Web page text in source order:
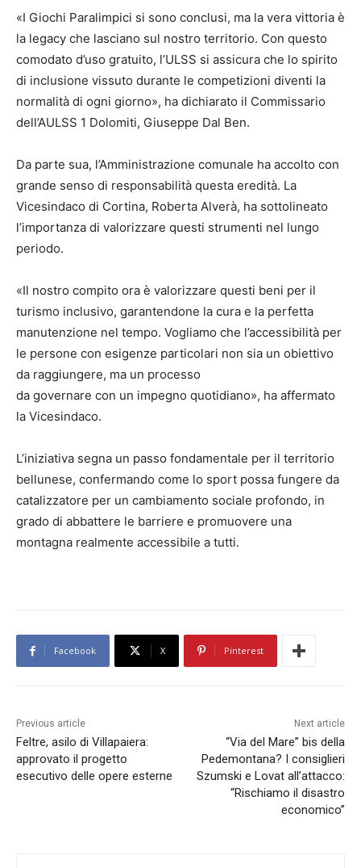
«I Giochi Paralimpici si sono conclusi, ma la vera vittoria è
la legacy che lasciano sul nostro territorio. Con questo
comodato d’uso gratuito, l’ULSS si assicura che lo spirito
di inclusione vissuto durante le competizioni diventi la
normalità di ogni giorno», ha dichiarato il Commissario
dell’AULSS 1 Dolomiti, Giuseppe Dal Ben.
Da parte sua, l’Amministrazione comunale ha accolto con
grande senso di responsabilità questa eredità. La
Vicesindaco di Cortina, Roberta Alverà, ha sottolineato
l’importanza di valorizzare questi strumenti nel lungo
periodo.
«Il nostro compito ora è valorizzare questi beni per il
turismo inclusivo, garantendone la cura e la perfetta
manutenzione nel tempo. Vogliamo che l’accessibilità per
le persone con esigenze particolari non sia un obiettivo
da raggiungere, ma un processo
da governare con un impegno quotidiano», ha affermato
la Vicesindaco.
L’iniziativa segna un passo fondamentale per il territorio
bellunese, confermando come lo sport possa fungere da
catalizzatore per un cambiamento sociale profondo, in
grado di abbattere le barriere e promuovere una
montagna realmente accessibile a tutti.
Facebook X Pinterest
Previous article
Feltre, asilo di Villapaiera:
approvato il progetto
esecutivo delle opere esterne
Next article
“Via del Mare” bis della
Pedemontana? I consiglieri
Szumski e Lovat all’attacco:
“Rischiamo il disastro
economico”